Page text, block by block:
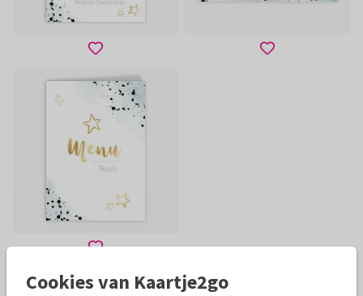
Cookies van Kaartje2go